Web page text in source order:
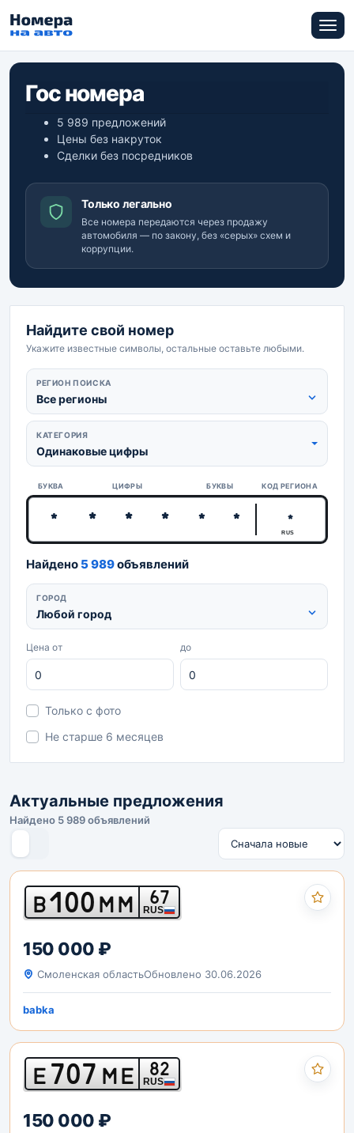
Гос номера
5 989 предложений
Цены без накруток
Сделки без посредников
Только легально
Все номера передаются через продажу
автомобиля — по закону, без «серых» схем и
коррупции.
Найдите свой номер
Укажите известные символы, остальные оставьте любыми.
РЕГИОН ПОИСКА
Все регионы
КАТЕГОРИЯ
Одинаковые цифры
БУКВА ЦИФРЫ БУКВЫ КОД РЕГИОНА
RUS
Найдено 5 989объявлений
ГОРОД
Любой город
Цена от до
Только с фото
Не старше 6 месяцев
Актуальные предложения
Найдено 5 989 объявлений
В100ММ 67
RUS
150 000 ₽
Смоленская областьОбновлено 30.06.2026
babka
Е707 МЕ 82
RUS
150 000 ₽